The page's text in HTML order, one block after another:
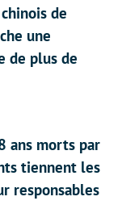
de
une
de plus de
ans morts par
tiennent les
responsables